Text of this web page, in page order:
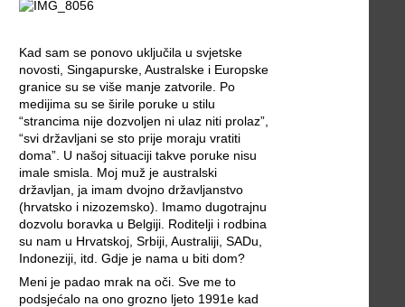
Kad sam se ponovo uključila u svjetske
novosti, Singapurske, Australske i Europske
granice su se više manje zatvorile. Po
medijima su se širile poruke u stilu
“strancima nije dozvoljen ni ulaz niti prolaz”,
“svi državljani se sto prije moraju vratiti
doma”. U našoj situaciji takve poruke nisu
imale smisla. Moj muž je australski
državljan, ja imam dvojno državljanstvo
(hrvatsko i nizozemsko). Imamo dugotrajnu
dozvolu boravka u Belgiji. Roditelji i rodbina
su nam u Hrvatskoj, Srbiji, Australiji, SADu,
Indoneziji, itd. Gdje je nama u biti dom?
Meni je padao mrak na oči. Sve me to
podsjećalo na ono grozno ljeto 1991e kad